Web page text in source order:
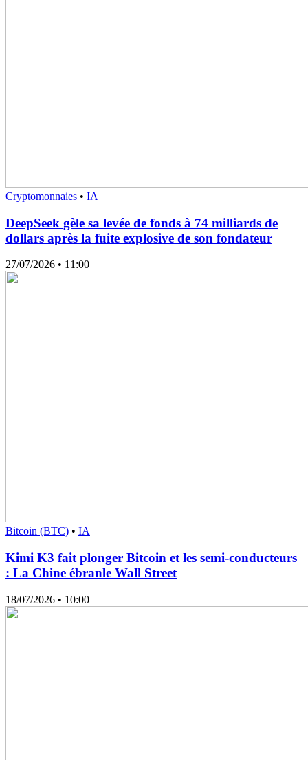
Cryptomonnaies • IA
DeepSeek gèle sa levée de fonds à 74 milliards de
dollars après la fuite explosive de son fondateur
27/07/2026 • 11:00
Bitcoin (BTC) • IA
Kimi K3 fait plonger Bitcoin et les semi-conducteurs
: La Chine ébranle Wall Street
18/07/2026 • 10:00